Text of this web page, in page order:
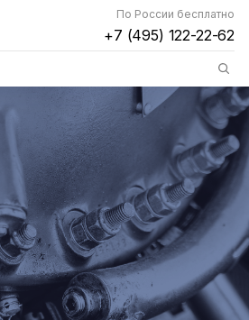
По России бесплатно
+7 (495) 122-22-62